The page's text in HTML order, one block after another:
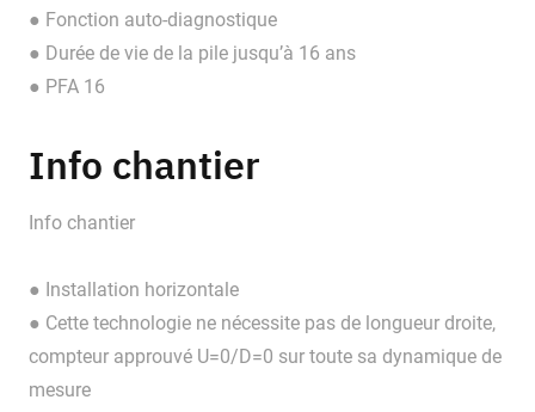
● Fonction auto-diagnostique
● Durée de vie de la pile jusqu’à 16 ans
● PFA 16
Info chantier
Info chantier
● Installation horizontale
● Cette technologie ne nécessite pas de longueur droite,
compteur approuvé U=0/D=0 sur toute sa dynamique de
mesure